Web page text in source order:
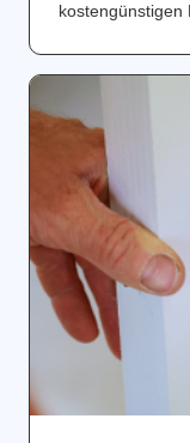
kostengünstigen